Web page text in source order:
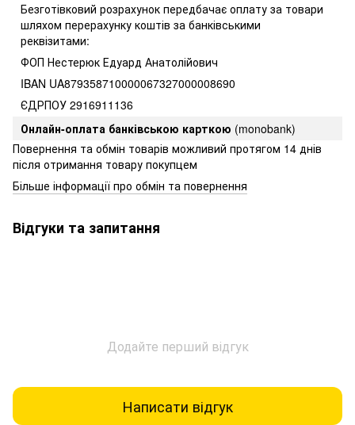
Безготівковий розрахунок передбачає оплату за товари
шляхом перерахунку коштів за банківськими
реквізитами:
ФОП Нестерюк Едуард Анатолійович
IBAN UA879358710000067327000008690
ЄДРПОУ 2916911136
Онлайн-оплата банківською карткою (monobank)
Повернення та обмін товарів можливий протягом 14 днів
після отримання товару покупцем
Більше інформації про обмін та повернення
Відгуки та запитання
Додайте перший відгук
Написати відгук